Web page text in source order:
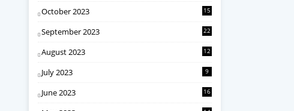
October 2023 15
September 2023 22
August 2023 12
July 2023 9
June 2023 16